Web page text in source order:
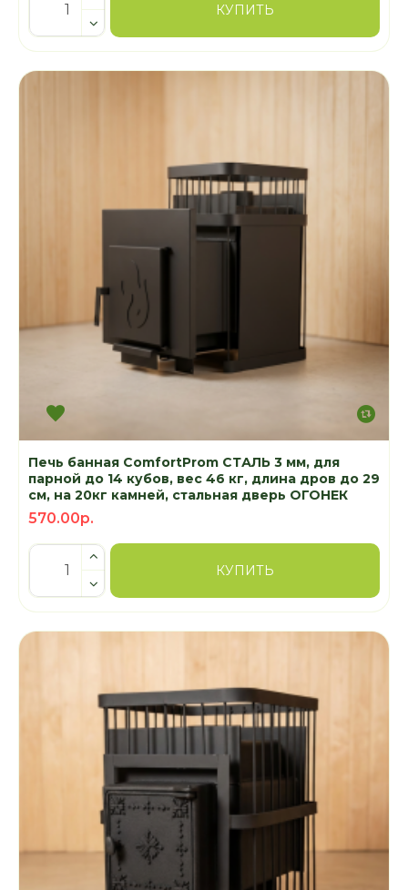
КУПИТЬ
Печь банная ComfortProm СТАЛЬ 3 мм, для
парной до 14 кубов, вес 46 кг, длина дров до 29
см, на 20кг камней, стальная дверь ОГОНЕК
570.00р.
КУПИТЬ